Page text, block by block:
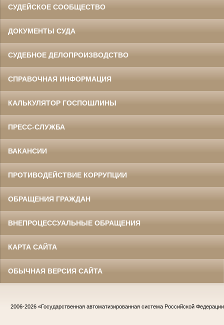
СУДЕЙСКОЕ СООБЩЕСТВО
ДОКУМЕНТЫ СУДА
СУДЕБНОЕ ДЕЛОПРОИЗВОДСТВО
СПРАВОЧНАЯ ИНФОРМАЦИЯ
КАЛЬКУЛЯТОР ГОСПОШЛИНЫ
ПРЕСС-СЛУЖБА
ВАКАНСИИ
ПРОТИВОДЕЙСТВИЕ КОРРУПЦИИ
ОБРАЩЕНИЯ ГРАЖДАН
ВНЕПРОЦЕССУАЛЬНЫЕ ОБРАЩЕНИЯ
КАРТА САЙТА
ОБЫЧНАЯ ВЕРСИЯ САЙТА
2006-2026 «Государственная автоматизированная система Российской